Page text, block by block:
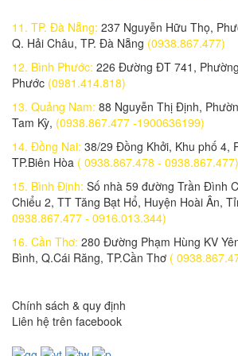
Dell Latitude 3410 L3410I5SSD
Dell Inspiron 3501
20,460,000 đ
Dell Inspiron N3501B
20,650,000 đ
Ổ cứng SSD RCE 120GB
380,000 đ
640,000 đ
NGUỒN FAN 12
11. TP. Đà Nẵng: 237 Nguyễn Hữu Thọ,
Q. Hải Châu, TP. Đà Nẵng (0938.867.477)
12. Bình Phước: 226 Đường ĐT 741,
Phước (0981.414.818)
13. Quảng Nam: 88 Nguyễn Thị Định,
Tam Kỳ, (0938.867.477 -1900636199)
14. Đồng Nai: 38/29 Đồng Khởi, Khu phố 4,
TP.Biên Hòa ( 0938.867.478 -
15. Bình Định: Số nhà 59 đường Trần Đình
Chiểu 2, TT Tăng Bạt Hổ, Huyện Hoài Ân,
0938.867.477 - 0916.013.344)
16. Cần Thơ: 280 Đường Phạm Hùng KV
Bình, Q.Cái Răng, TP.Cần Thơ (
Chính sách & quy định
Liên hệ trên facebook